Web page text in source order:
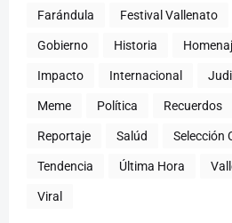
Farándula Festival Vallenato
Gobierno Historia
Impacto Internacional
Meme Política Recuerdos
Reportaje Salúd Selección
Tendencia Última Hora
Viral